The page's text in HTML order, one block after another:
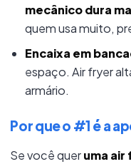
mecânico dura
quem usa muito,
Encaixa em
espaço. Air fryer
armário.
Por que o #1 é a
Se você queruma air